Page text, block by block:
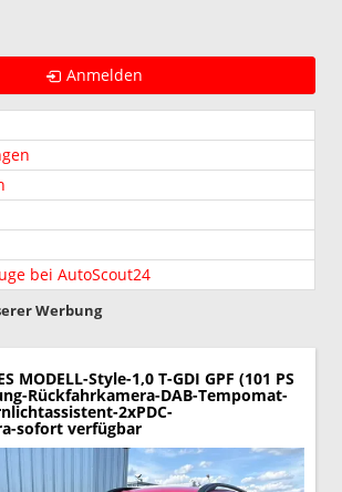
Anmelden
bei AutoScout24
Werbung
MODELL-Style-1,0 T-GDI GPF (101 PS
Rückfahrkamera-DAB-Tempomat-
2xPDC-
sofort verfügbar